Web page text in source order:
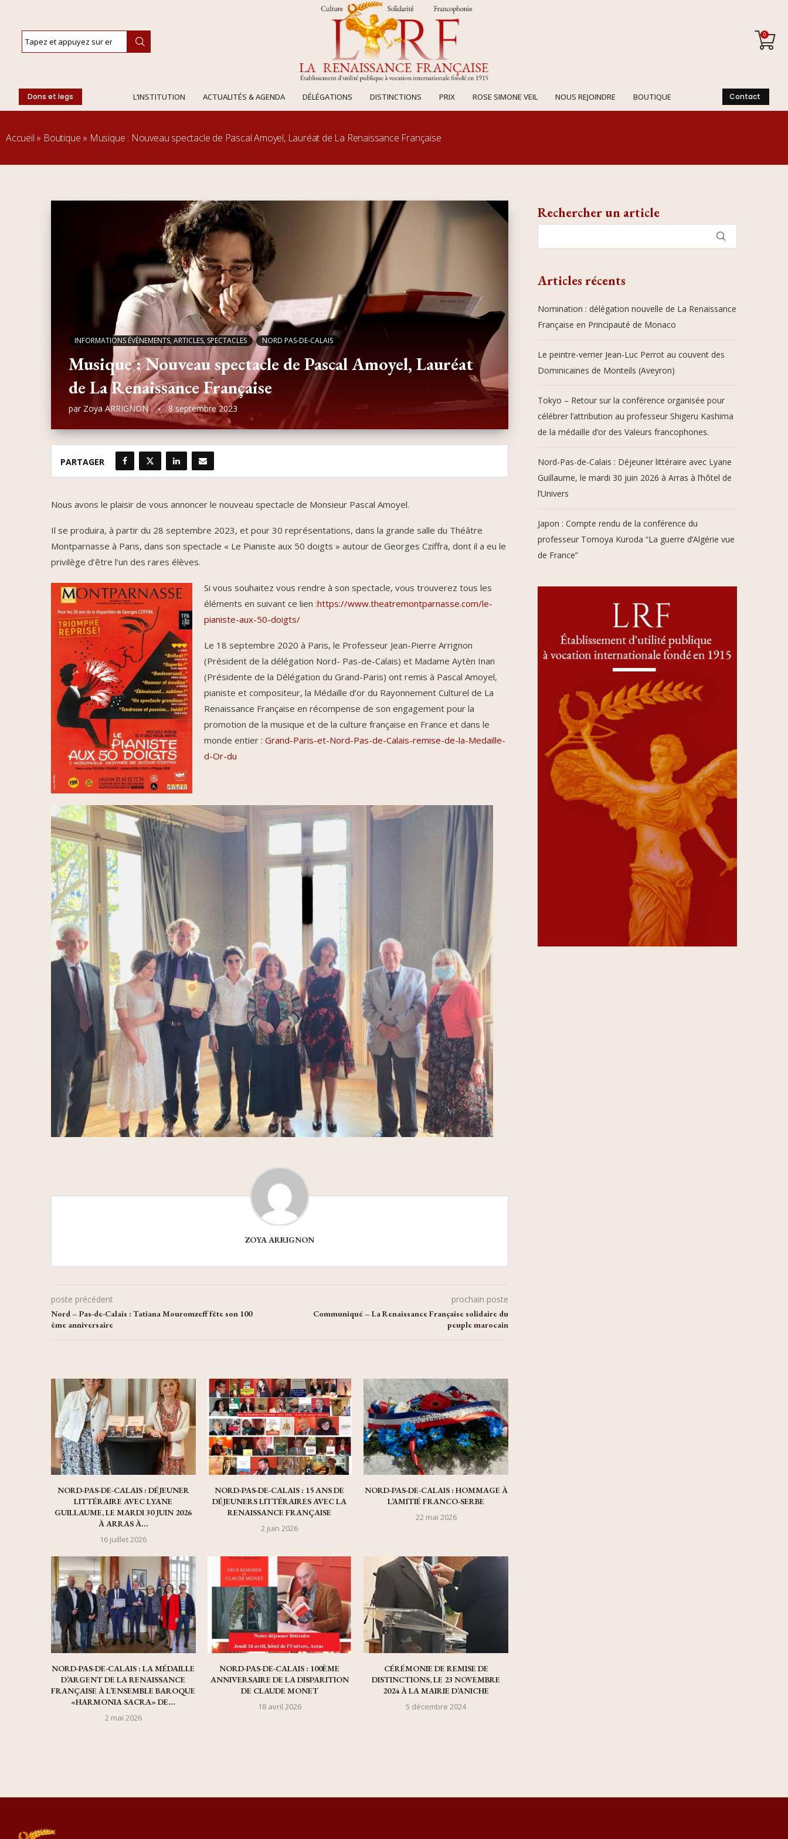
0
Dons et legs L’INSTITUTION ACTUALITÉS & AGENDA DÉLÉGATIONS DISTINCTIONS PRIX ROSE SIMONE VEIL NOUS REJOINDRE BOUTIQUE Contact
Accueil » Boutique » Musique : Nouveau spectacle de Pascal Amoyel, Lauréat de La Renaissance Française
INFORMATIONS ÉVÈNEMENTS, ARTICLES, SPECTACLES NORD PAS-DE-CALAIS
Musique : Nouveau spectacle de Pascal Amoyel, Lauréat
de La Renaissance Française
par Zoya ARRIGNON 8 septembre 2023
PARTAGER
Nous avons le plaisir de vous annoncer le nouveau spectacle de Monsieur Pascal Amoyel.
Il se produira, à partir du 28 septembre 2023, et pour 30 représentations, dans la grande salle du Théâtre
Montparnasse à Paris, dans son spectacle « Le Pianiste aux 50 doigts » autour de Georges Cziffra, dont il a eu le
privilège d’être l’un des rares élèves.
Si vous souhaitez vous rendre à son spectacle, vous trouverez tous les
éléments en suivant ce lien :https://www.theatremontparnasse.com/le-
pianiste-aux-50-doigts/
Le 18 septembre 2020 à Paris, le Professeur Jean-Pierre Arrignon
(Président de la délégation Nord- Pas-de-Calais) et Madame Aytèn Inan
(Présidente de la Délégation du Grand-Paris) ont remis à Pascal Amoyel,
pianiste et compositeur, la Médaille d’or du Rayonnement Culturel de La
Renaissance Française en récompense de son engagement pour la
promotion de la musique et de la culture française en France et dans le
monde entier : Grand-Paris-et-Nord-Pas-de-Calais-remise-de-la-Medaille-
d-Or-du
ZOYA ARRIGNON
poste précédent
Nord – Pas-de-Calais : Tatiana Mouromzeff fête son 100
ème anniversaire
prochain poste
Communiqué – La Renaissance Française solidaire du
peuple marocain
NORD-PAS-DE-CALAIS : DÉJEUNER
LITTÉRAIRE AVEC LYANE
GUILLAUME, LE MARDI 30 JUIN 2026
À ARRAS À...
16 juillet 2026
NORD-PAS-DE-CALAIS : 15 ANS DE
DÉJEUNERS LITTÉRAIRES AVEC LA
RENAISSANCE FRANÇAISE
2 juin 2026
NORD-PAS-DE-CALAIS : HOMMAGE À
L’AMITIÉ FRANCO-SERBE
22 mai 2026
NORD-PAS-DE-CALAIS : LA MÉDAILLE
D’ARGENT DE LA RENAISSANCE
FRANÇAISE À L’ENSEMBLE BAROQUE
«HARMONIA SACRA» DE...
2 mai 2026
NORD-PAS-DE-CALAIS : 100ÈME
ANNIVERSAIRE DE LA DISPARITION
DE CLAUDE MONET
18 avril 2026
CÉRÉMONIE DE REMISE DE
DISTINCTIONS, LE 23 NOVEMBRE
2024 À LA MAIRIE D’ANICHE
5 décembre 2024
Rechercher un article
Articles récents
Nomination : délégation nouvelle de La Renaissance
Française en Principauté de Monaco
Le peintre-verrier Jean-Luc Perrot au couvent des
Dominicaines de Monteils (Aveyron)
Tokyo – Retour sur la conférence organisée pour
célébrer l’attribution au professeur Shigeru Kashima
de la médaille d’or des Valeurs francophones.
Nord-Pas-de-Calais : Déjeuner littéraire avec Lyane
Guillaume, le mardi 30 juin 2026 à Arras à l’hôtel de
l’Univers
Japon : Compte rendu de la conférence du
professeur Tomoya Kuroda “La guerre d’Algérie vue
de France”